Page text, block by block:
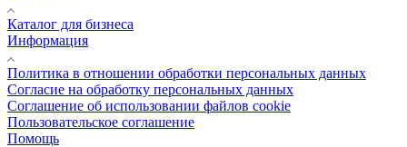
Каталог для бизнеса
Информация
Политика в отношении обработки персональных данных
Cогласие на обработку персональных данных
Cоглашение об использовании файлов cookie
Пользовательское соглашение
Помощь